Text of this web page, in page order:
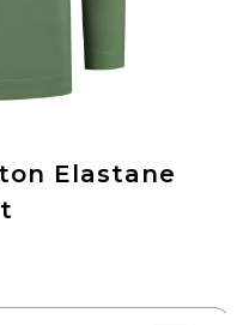
Elastane